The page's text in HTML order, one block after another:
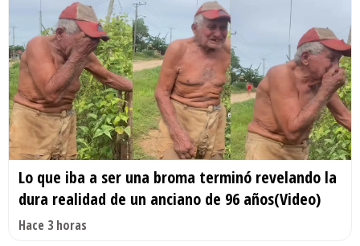
Lo que iba a ser una broma terminó revelando la
dura realidad de un anciano de 96 años(Video)
Hace 3 horas